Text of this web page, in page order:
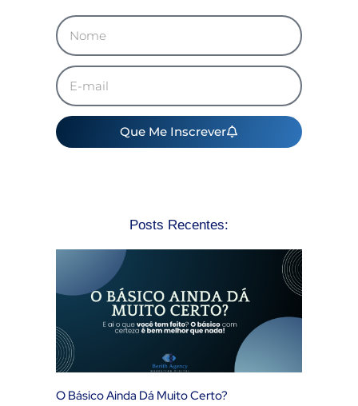
Que Me Inscrever
Posts Recentes:
O Básico Ainda Dá Muito Certo?